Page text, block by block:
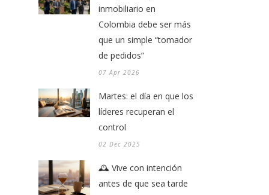
inmobiliario en
Colombia debe ser más
que un simple “tomador
de pedidos”
07 Apr 2026
Martes: el día en que los
líderes recuperan el
control
02 Dec 2025
🕰️ Vive con intención
antes de que sea tarde